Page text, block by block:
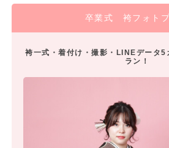
卒業式 袴フォト
袴一式・着付け・撮影・LINEデータ5
ラン！